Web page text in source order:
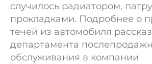
случилось радиатором,
прокладками. Подробнее о
течей из автомобиля
департамента
обслуживания в компании